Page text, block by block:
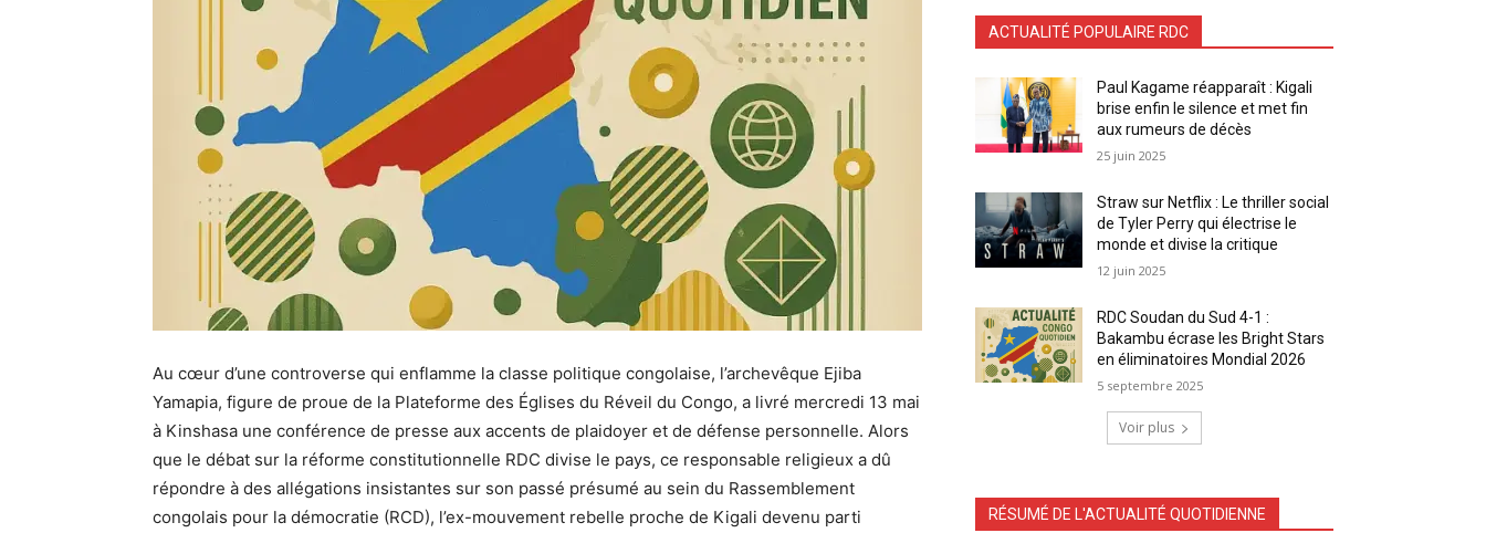
Au cœur d’une controverse qui enflamme la classe politique congolaise, l’archevêque Ejiba
Yamapia, figure de proue de la Plateforme des Églises du Réveil du Congo, a livré mercredi 13 mai
à Kinshasa une conférence de presse aux accents de plaidoyer et de défense personnelle. Alors
que le débat sur la réforme constitutionnelle RDC divise le pays, ce responsable religieux a dû
répondre à des allégations insistantes sur son passé présumé au sein du Rassemblement
congolais pour la démocratie (RCD), l’ex-mouvement rebelle proche de Kigali devenu parti
ACTUALITÉ POPULAIRE RDC
Paul Kagame réapparaît : Kigali
brise enfin le silence et met fin
aux rumeurs de décès
25 juin 2025
Straw sur Netflix : Le thriller social
de Tyler Perry qui électrise le
monde et divise la critique
12 juin 2025
RDC Soudan du Sud 4-1 :
Bakambu écrase les Bright Stars
en éliminatoires Mondial 2026
5 septembre 2025
Voir plus
RÉSUMÉ DE L'ACTUALITÉ QUOTIDIENNE